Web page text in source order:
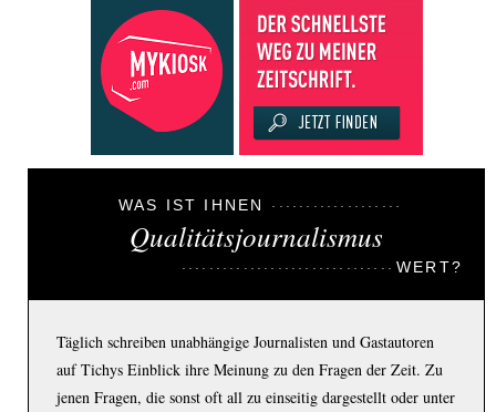
WAS IST IHNEN
Qualitätsjournalismus
WERT?
Täglich schreiben unabhängige Journalisten und Gastautoren
auf Tichys Einblick ihre Meinung zu den Fragen der Zeit. Zu
jenen Fragen, die sonst oft all zu einseitig dargestellt oder unter